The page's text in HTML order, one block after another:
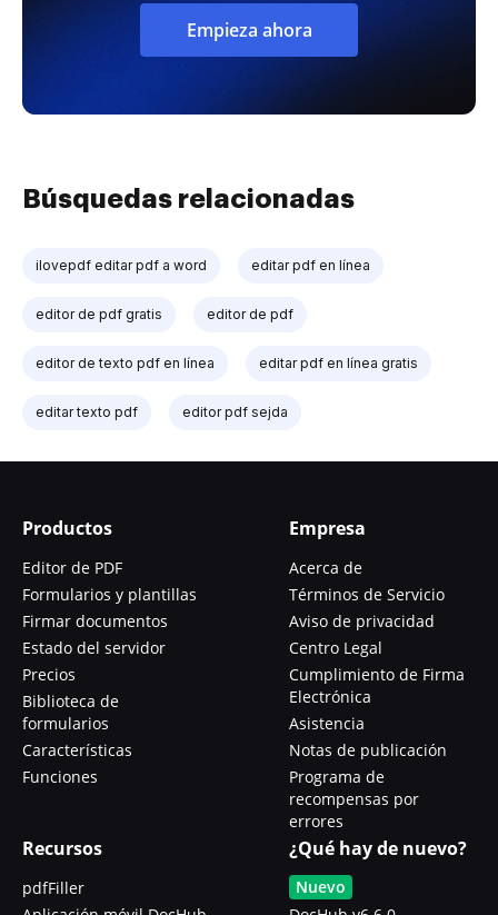
Empieza ahora
Búsquedas relacionadas
ilovepdf editar pdf a word editar pdf en línea
editor de pdf gratis editor de pdf
editor de texto pdf en línea editar pdf en línea gratis
editar texto pdf editor pdf sejda
Productos
Editor de PDF
Formularios y plantillas
Firmar documentos
Estado del servidor
Precios
Biblioteca de
formularios
Características
Funciones
Empresa
Acerca de
Términos de Servicio
Aviso de privacidad
Centro Legal
Cumplimiento de Firma
Electrónica
Asistencia
Notas de publicación
Programa de
recompensas por
errores
Recursos
pdfFiller
¿Qué hay de nuevo?
Nuevo